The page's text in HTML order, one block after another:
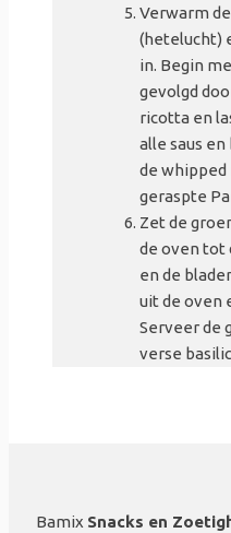
Verwarm
(hetelucht)
in. Begin
gevolgd
ricotta en
alle saus
de
geraspte
Zet de
de oven tot
en de
uit de oven
Serveer de
verse
Bamix Snacks en